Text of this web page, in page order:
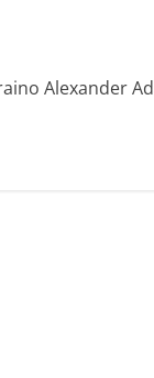
Alexander